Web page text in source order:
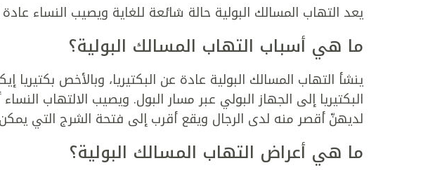
يعد التهاب المسالك البولية حالة شائعة للغاية ويصيب النساء
ما هي أسباب التهاب المسالك البولية؟
ينشأ التهاب المسالك البولية عادة عن البكتيريا، وبالأخص
البكتيريا إلى الجهاز البولي عبر مسار البول. ويصيب الالتهاب
لديهنّ أقصر منه لدى الرجال ويقع أقرب إلى فتحة الشرج التي يمكن
ما هي أعراض التهاب المسالك البولية؟